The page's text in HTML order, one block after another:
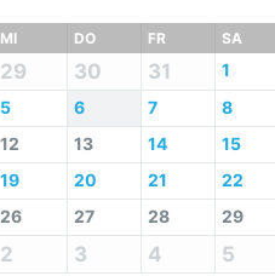
MI DO FR SA
29 30 31
1
5 6 7
8
12 13 14
15
19 20 21
22
26 27 28
29
2 3 4 5